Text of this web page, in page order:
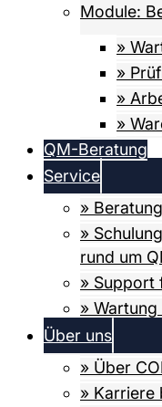
Module:
»
»
»
»
QM-Beratung
Service
»
»
rund um
» Support
»
Über uns
» Über
» Karriere